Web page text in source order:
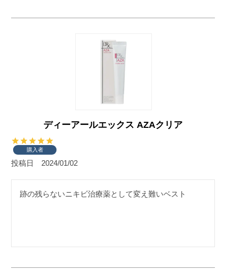
ディーアールエックス AZAクリア
購入者
投稿日 2024/01/02
跡の残らないニキビ治療薬として変え難いベスト